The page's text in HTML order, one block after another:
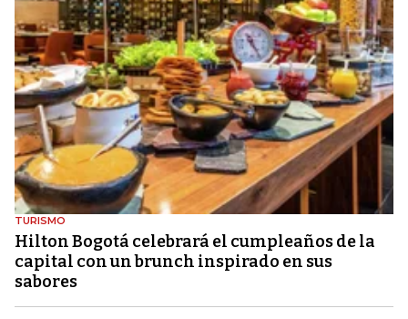
TURISMO
Hilton Bogotá celebrará el cumpleaños de la
capital con un brunch inspirado en sus
sabores